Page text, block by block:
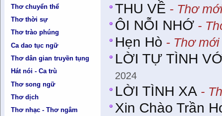
Thơ chuyển thể
Thơ thời sự
Thơ trào phúng
Ca dao tục ngữ
Thơ dân gian truyền tụng
Hát nói - Ca trù
Thơ song ngữ
Thơ dịch
Thơ nhạc - Thơ ngâm
THU VỀ - Thơ
ÔI NỖI NHỚ​ -
Hẹn Hò - Thơ
LỜI TỰ TÌNH
2024
LỜI TÌNH XA -
Xin Chào Trần